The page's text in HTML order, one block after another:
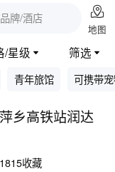
牌/酒店 
地图
/星级  筛选 
青年旅馆 可携带
乡高铁站润达
收藏